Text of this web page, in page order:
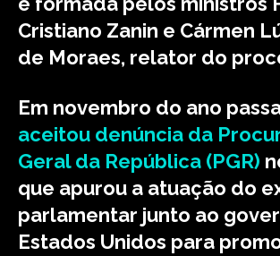
Cristiano Zanin e Cármen
de Moraes, relator do
Em novembro do ano
aceitou denúncia da
Geral da República (PGR)
que apurou a atuação do
parlamentar junto ao
Estados Unidos para